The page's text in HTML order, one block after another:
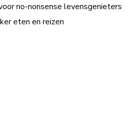
no-nonsense levensgenieters
eten en reizen